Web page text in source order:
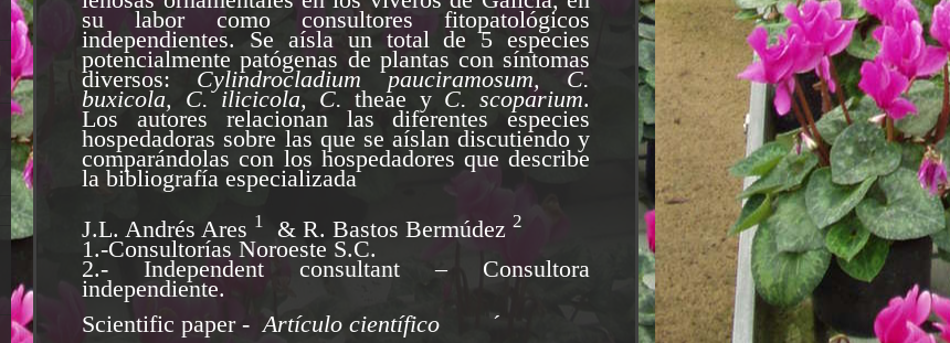
su labor como consultores fitopatológicos
independientes. Se aísla un total de 5 especies
potencialmente patógenas de plantas con síntomas
diversos: Cylindrocladium pauciramosum, C.
buxicola, C. ilicicola, C. theae y C. scoparium.
Los autores relacionan las diferentes especies
hospedadoras sobre las que se aíslan discutiendo y
comparándolas con los hospedadores que describe
la bibliografía especializada
J.L. Andrés Ares 1 & R. Bastos Bermúdez2
1.-Consultorías Noroeste S.C.
2.- Independent consultant – Consultora
independiente.
Scientific paper - Artículo científico ´